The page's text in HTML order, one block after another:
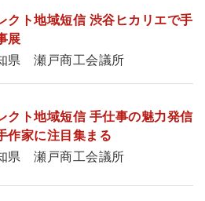
クト地域短信 渋谷ヒカリエで手
展
県 瀬戸商工会議所
クト地域短信 手仕事の魅力発信
作家に注目集まる
県 瀬戸商工会議所